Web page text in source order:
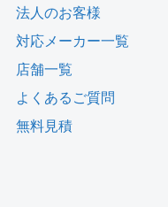
法人のお客様
対応メーカー一覧
店舗一覧
よくあるご質問
無料見積